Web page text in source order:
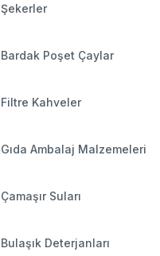
Şekerler
Bardak Poşet Çaylar
Filtre Kahveler
Gıda Ambalaj Malzemeleri
Çamaşır Suları
Bulaşık Deterjanları